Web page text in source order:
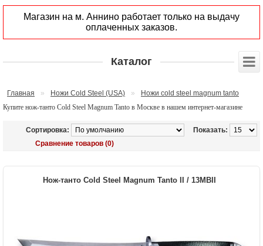
Магазин на м. Аннино работает только на выдачу
оплаченных заказов.
Каталог
Главная » Ножи Cold Steel (USA) »
Ножи cold steel magnum tanto
Купите нож-танто Cold Steel Magnum Tanto в Москве в нашем интернет-магазине
Показать:
Сортировка:
Сравнение товаров (0)
Нож-танто Cold Steel Magnum Tanto II / 13MBII